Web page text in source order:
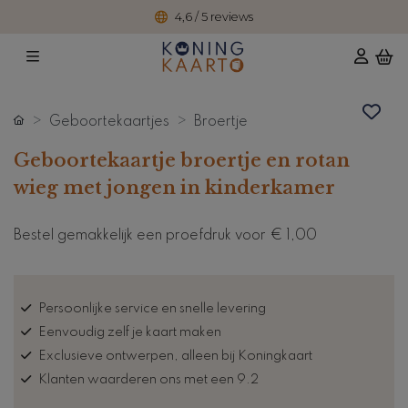
4,6 / 5 reviews
Geboortekaartjes Broertje
Geboortekaartje broertje en rotan
wieg met jongen in kinderkamer
Bestel gemakkelijk een proefdruk voor € 1,00
Persoonlijke service en snelle levering
Eenvoudig zelf je kaart maken
Exclusieve ontwerpen, alleen bij Koningkaart
Klanten waarderen ons met een 9.2